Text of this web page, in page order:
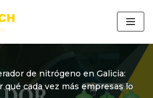
de nitrógeno en Galicia:
cada vez más empresas lo